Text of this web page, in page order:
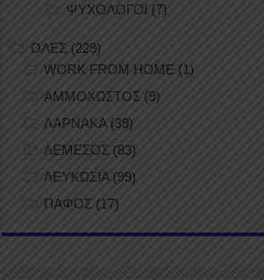
ΨΥΧΟΛΟΓΟΙ (7)
ΟΛΕΣ (229)
WORK FROM HOME (1)
ΑΜΜΟΧΩΣΤΟΣ (9)
ΛΑΡΝΑΚΑ (39)
ΛΕΜΕΣΟΣ (83)
ΛΕΥΚΩΣΙΑ(99)
ΠΑΦΟΣ (17)